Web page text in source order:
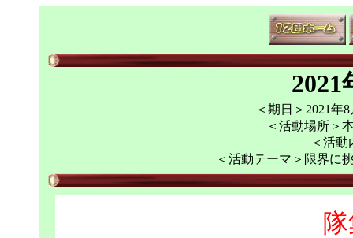
2021
＜期日＞2021年
＜活動場所＞
＜活
＜活動テーマ＞限界に